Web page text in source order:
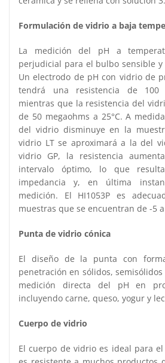
Formulación de vidrio a baja
La medición del pH a
perjudicial para el bulbo sensible
Un electrodo de pH con vidrio de
tendrá una resistencia de 100
mientras que la resistencia del
de 50 megaohms a 25°C. A
del vidrio disminuye en la
vidrio LT se aproximará a la del
vidrio GP, la resistencia
intervalo óptimo, lo que
impedancia y, en última
medición. El HI1053P es
muestras que se encuentran de -5 a
Punta de vidrio cónica
El diseño de la punta con
penetración en sólidos,
medición directa del pH en
incluyendo carne, queso, yogur y
Cuerpo de vidrio
El cuerpo de vidrio es ideal para